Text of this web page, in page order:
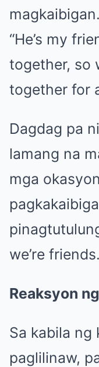
“He’s my
together, so
together for
Dagdag pa
lamang na
mga
we’re
Reaksyon
Sa kabila ng
paglilinaw,